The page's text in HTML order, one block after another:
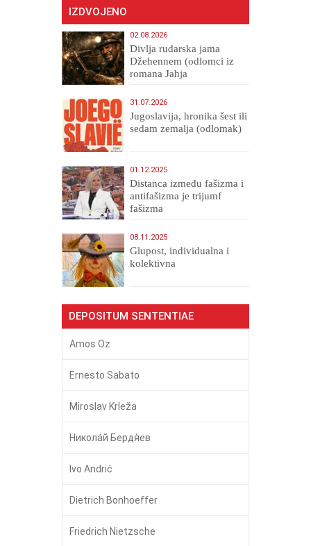
IZDVOJENO
02.08.2026
Divlja rudarska jama
Džehennem (odlomci iz
romana Jahja
31.07.2026
Jugoslavija, hronika šest ili
sedam zemalja (odlomak)
01.12.2025
Distanca između fašizma i
antifašizma je trijumf
fašizma
08.11.2025
Glupost, individualna i
kolektivna
DEPOSITUM SENTENTIAE
Amos Oz
Ernesto Sabato
Miroslav Krleža
Никола́й Бердя́ев
Ivo Andrić
Dietrich Bonhoeffer
Friedrich Nietzsche